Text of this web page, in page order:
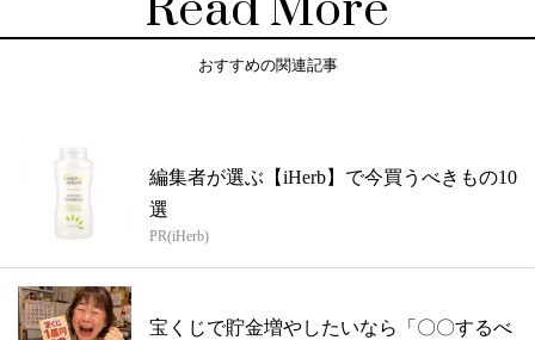
おすすめの関連記事
編集者が選ぶ【iHerb】で今買うべきもの10
選
PR(iHerb)
宝くじで貯金増やしたいなら「〇〇するべ